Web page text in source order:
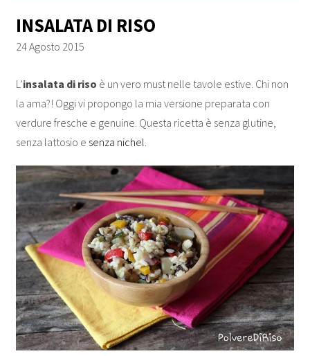
INSALATA DI RISO
24 Agosto 2015
L’insalata di riso è un vero must nelle tavole estive. Chi non
la ama?! Oggi vi propongo la mia versione preparata con
verdure fresche e genuine. Questa ricetta è senza glutine,
senza lattosio e senza nichel